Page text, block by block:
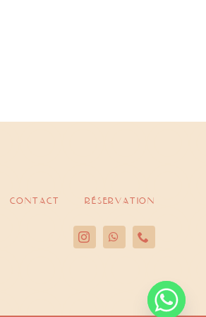
contact réservation